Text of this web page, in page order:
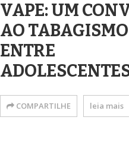
VAPE: UM
AO TABAGISMO
ENTRE
COMPARTILHE leia mais